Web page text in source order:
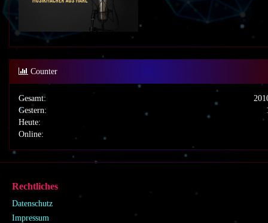
Counter
Gesamt:
Gestern:
Heute:
Online:
Rechtliches
Datenschutz
Impressum